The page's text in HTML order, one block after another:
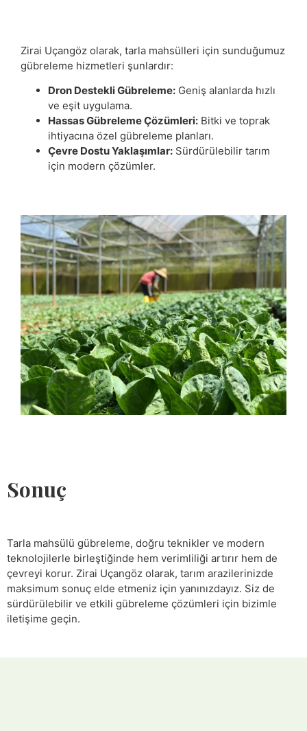
Zirai Uçangöz olarak, tarla mahsülleri için sunduğumuz
gübreleme hizmetleri şunlardır:
Dron Destekli Gübreleme: Geniş alanlarda hızlı
ve eşit uygulama.
Hassas Gübreleme Çözümleri: Bitki ve toprak
ihtiyacına özel gübreleme planları.
Çevre Dostu Yaklaşımlar: Sürdürülebilir tarım
için modern çözümler.
Sonuç
Tarla mahsülü gübreleme, doğru teknikler ve modern
teknolojilerle birleştiğinde hem verimliliği artırır hem de
çevreyi korur. Zirai Uçangöz olarak, tarım arazilerinizde
maksimum sonuç elde etmeniz için yanınızdayız. Siz de
sürdürülebilir ve etkili gübreleme çözümleri için bizimle
iletişime geçin.